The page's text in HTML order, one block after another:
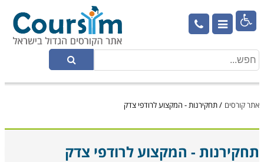

אתר קורסים /תחקירנות - המקצוע לרודפי צדק
תחקירנות - המקצוע לרודפי צדק